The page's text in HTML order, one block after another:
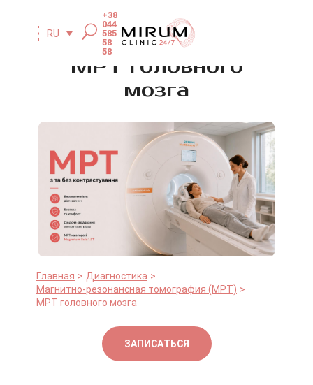
RU
+38
044
585
58
58
МРТ головного
мозга
Главная
Диагностика
Магнитно-резонансная томография (МРТ)
МРТ головного мозга
ЗАПИСАТЬСЯ